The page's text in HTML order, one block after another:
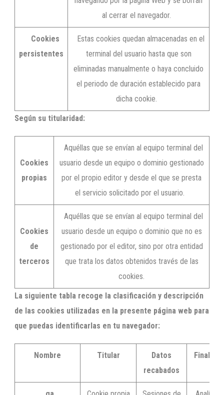
al cerrar el navegador.
Cookies
persistentes
Estas cookies quedan almacenadas en el
terminal del usuario hasta que son
eliminadas manualmente o haya concluido
el periodo de duración establecido para
dicha cookie.
Según su titularidad:
Cookies
propias
Aquéllas que se envían al equipo terminal del
usuario desde un equipo o dominio gestionado
por el propio editor y desde el que se presta
el servicio solicitado por el usuario.
Cookies
de
terceros
Aquéllas que se envían al equipo terminal del
usuario desde un equipo o dominio que no es
gestionado por el editor, sino por otra entidad
que trata los datos obtenidos través de las
cookies.
La siguiente tabla recoge la clasificación y descripción
de las cookies utilizadas en la presente página web para
que puedas identificarlas en tu navegador:
Nombre Titular
Datos
recabados
Finalidad